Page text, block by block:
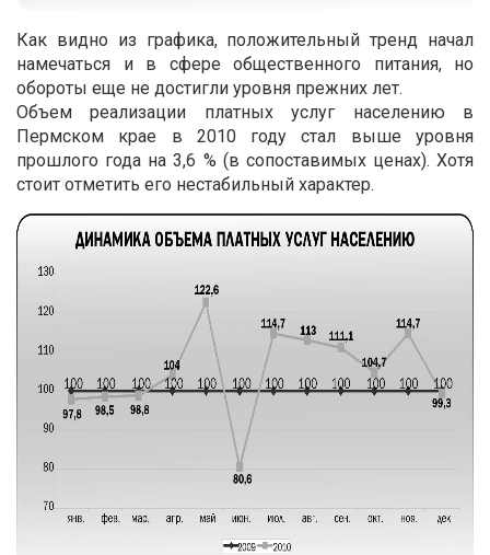
Как видно из графика, положительный тренд начал
намечаться и в сфере общественного питания, но
обороты еще не достигли уровня прежних лет.
Объем реализации платных услуг населению в
Пермском крае в 2010 году стал выше уровня
прошлого года на 3,6 % (в сопоставимых ценах). Хотя
стоит отметить его нестабильный характер.